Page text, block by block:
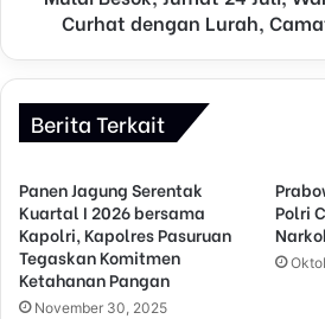
Curhat dengan Lurah,
Berita Terkait
Panen Jagung Serentak
Kuartal I 2026 bersama
Kapolri, Kapolres Pasuruan
Tegaskan Komitmen
Ketahanan Pangan
November 30, 2025
Polri